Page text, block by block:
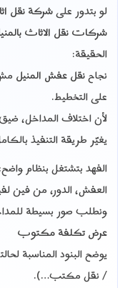
لو بتدور علىشركة نقل
شركات نقل الاثاث
الحقيقة:
نجاحنقل عفش المنيل
على التخطيط.
لأن اختلاف المداخل، ضيق
يغيّر طريقة التنفيذ
الفهد بتشتغل بنظام
العفش، الدور، من فين
ونطلب صور بسيطة
عرض تكلفة مكتوب
يوضح البنود المناسبة
/ نقل مكتب…).